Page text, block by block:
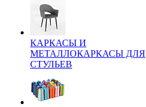
КАРКАСЫ И
МЕТАЛЛОКАРКАСЫ ДЛЯ
СТУЛЬЕВ